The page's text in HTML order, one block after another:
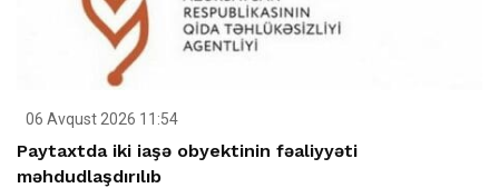
06 Avqust 2026 11:54
Paytaxtda iki iaşə obyektinin fəaliyyəti
məhdudlaşdırılıb